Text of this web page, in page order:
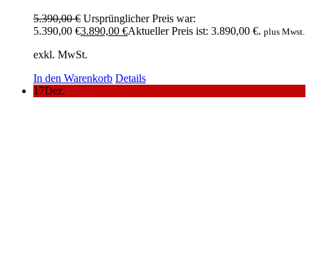
5.390,00€ Ursprünglicher Preis war:
5.390,00 €3.890,00 €Aktueller Preis ist: 3.890,00 €. plus Mwst.
exkl. MwSt.
In den Warenkorb Details
17Dez.